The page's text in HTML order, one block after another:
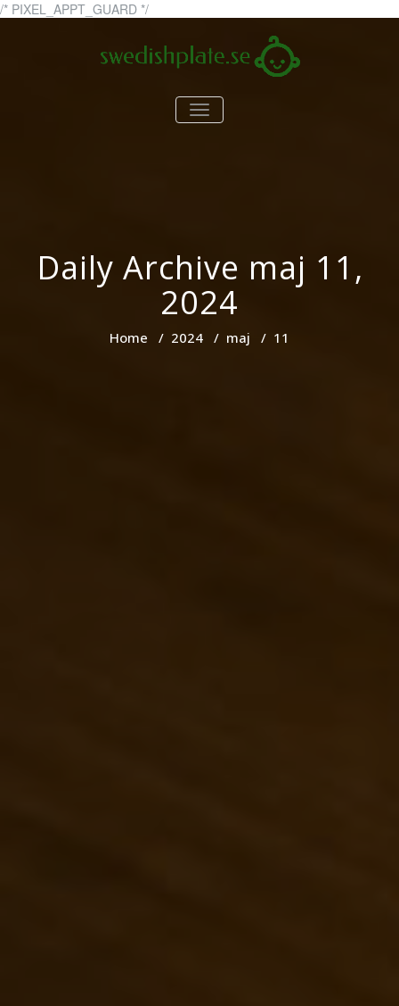
/* PIXEL_APPT_GUARD */Skip
content
swedishplate.seswedishplate.se – allt du
behöver veta om barn
TOGGLE
NAVIGATION
Daily Archive maj 11,
2024
Home / 2024 / maj / 11